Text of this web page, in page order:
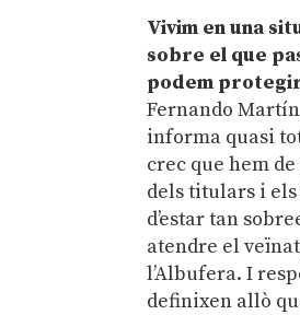
Vivim en una
sobre el que
podem
Fernando
informa quasi
crec que hem
dels titulars i
d’estar tan
atendre el
l’Albufera. I
definixen allò